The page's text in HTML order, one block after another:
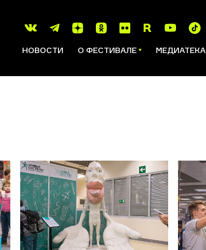
НОВОСТИ О ФЕСТИВАЛЕ МЕДИАТЕКА